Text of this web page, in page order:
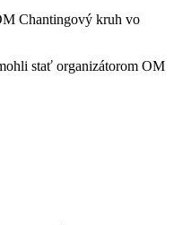
Chantingový kruh vo
stať organizátorom OM